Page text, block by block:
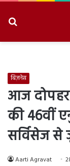
बिज़नेस
आज
की 46वीं
सर्विसेज
Aarti Agravat